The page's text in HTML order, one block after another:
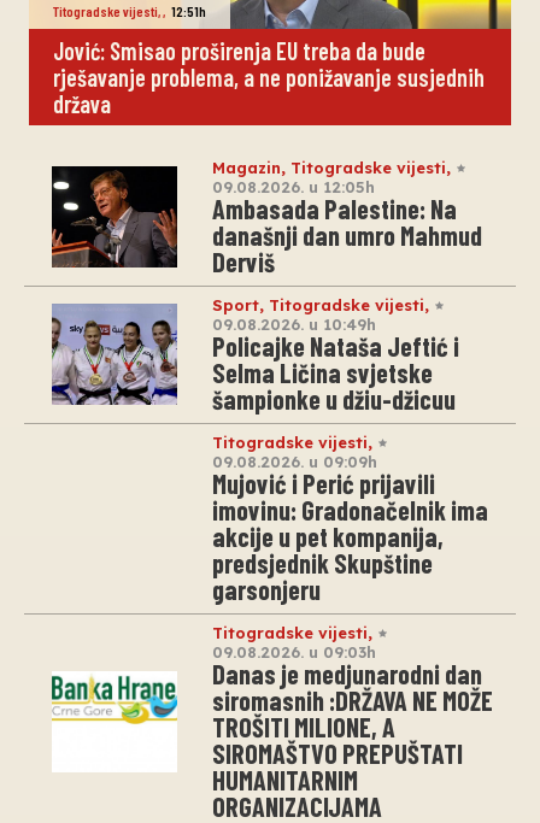
Titogradske vijesti 12:51h
Jović: Smisao proširenja EU treba da bude
rješavanje problema, a ne ponižavanje susjednih
država
Magazin, Titogradske vijesti,
09.08.2026. u 12:05h
Ambasada Palestine: Na
današnji dan umro Mahmud
Derviš
Sport, Titogradske vijesti,
09.08.2026. u 10:49h
Policajke Nataša Jeftić i
Selma Ličina svjetske
šampionke u džiu-džicuu
Titogradske vijesti,
09.08.2026. u 09:09h
Mujović i Perić prijavili
imovinu: Gradonačelnik ima
akcije u pet kompanija,
predsjednik Skupštine
garsonjeru
Titogradske vijesti,
09.08.2026. u 09:03h
Danas je medjunarodni dan
siromasnih :DRŽAVA NE MOŽE
TROŠITI MILIONE, A
SIROMAŠTVO PREPUŠTATI
HUMANITARNIM
ORGANIZACIJAMA